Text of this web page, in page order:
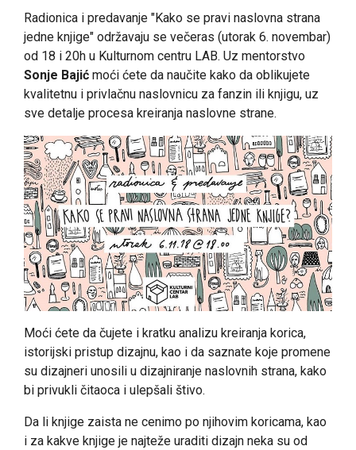
Radionica i predavanje "Kako se pravi naslovna strana
jedne knjige" održavaju se večeras (utorak 6. novembar)
od 18 i 20h u Kulturnom centru LAB. Uz mentorstvo
Sonje Bajić moći ćete da naučite kako da oblikujete
kvalitetnu i privlačnu naslovnicu za fanzin ili knjigu, uz
sve detalje procesa kreiranja naslovne strane.
Moći ćete da čujete i kratku analizu kreiranja korica,
istorijski pristup dizajnu, kao i da saznate koje promene
su dizajneri unosili u dizajniranje naslovnih strana, kako
bi privukli čitaoca i ulepšali štivo.
Da li knjige zaista ne cenimo po njihovim koricama, kao
i za kakve knjige je najteže uraditi dizajn neka su od